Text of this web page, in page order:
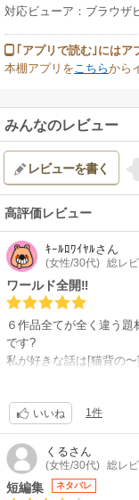
対応ビューア：ブラウザ
｢アプリで読む｣には
本棚アプリを こちらから
みんなのレビュー
レビューを書く
高評価レビュー
ｷｰﾙﾛﾜｲﾔﾙさん
(女性/30代) 総レ
ワールド全開‼
６作品全てが全く違う
です?
私が好きな話は[猫背の
好きです❗
パックをオススメしま〜
いいね 1件
くるさん
(女性/30代) 総レ
短編集 ネタバレ